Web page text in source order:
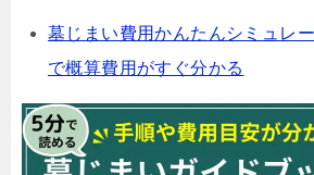
墓じまい費用かんたんシミュレ
で概算費用がすぐ分かる